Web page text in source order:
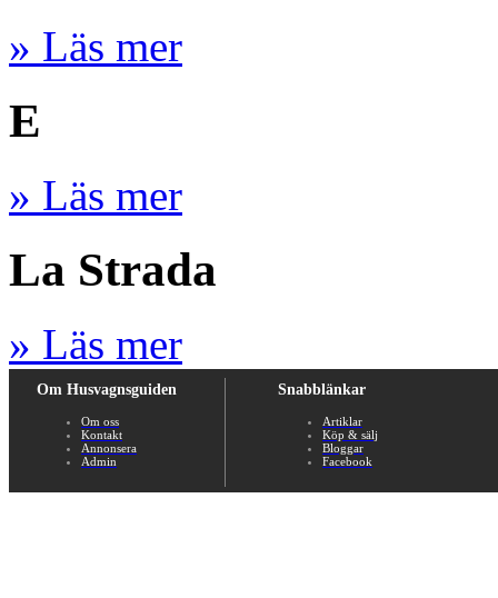
» Läs mer
E
» Läs mer
La Strada
» Läs mer
Om Husvagnsguiden
Om oss
Kontakt
Annonsera
Admin
Snabblänkar
Artiklar
Köp & sälj
Bloggar
Facebook